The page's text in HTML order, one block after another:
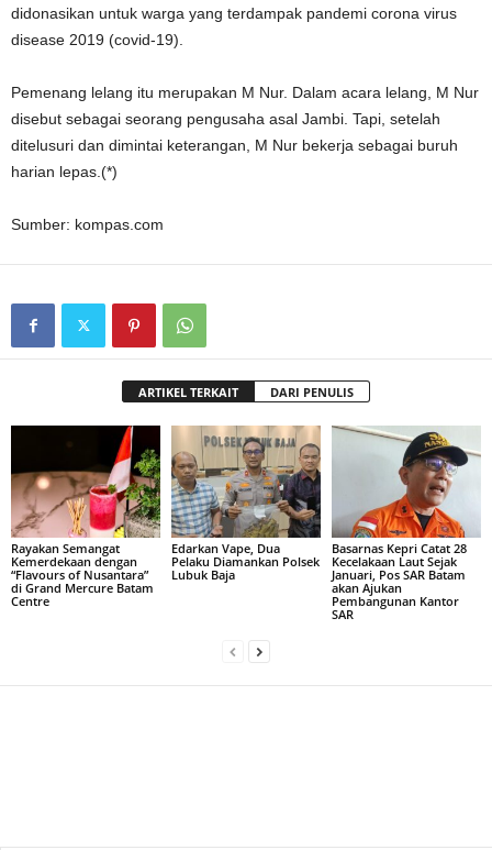
didonasikan untuk warga yang terdampak pandemi corona virus
disease 2019 (covid-19).
Pemenang lelang itu merupakan M Nur. Dalam acara lelang, M Nur
disebut sebagai seorang pengusaha asal Jambi. Tapi, setelah
ditelusuri dan dimintai keterangan, M Nur bekerja sebagai buruh
harian lepas.(*)
Sumber: kompas.com
ARTIKEL TERKAIT DARI PENULIS
Rayakan Semangat
Kemerdekaan dengan
“Flavours of Nusantara”
di Grand Mercure Batam
Centre
Edarkan Vape, Dua
Pelaku Diamankan Polsek
Lubuk Baja
Basarnas Kepri Catat 28
Kecelakaan Laut Sejak
Januari, Pos SAR Batam
akan Ajukan
Pembangunan Kantor
SAR